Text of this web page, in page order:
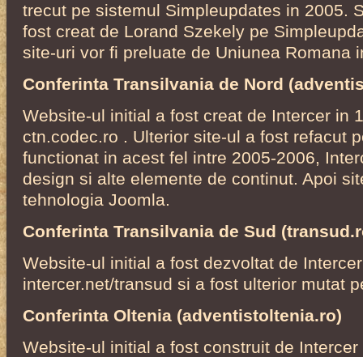
trecut pe sistemul Simpleupdates in 2005.
fost creat de Lorand Szekely pe
site-uri vor fi preluate de Uniunea Romana
Conferinta Transilvania de Nord
Website-ul initial a fost creat de Intercer in
ctn.codec.ro . Ulterior site-ul a fost refacut
functionat in acest fel intre 2005-2006,
design si alte elemente de continut. Apoi
tehnologia Joomla.
Conferinta Transilvania de Sud
Website-ul initial a fost dezvoltat de
intercer.net/transud si a fost ulterior mutat
Conferinta Oltenia (adventistoltenia.ro)
Website-ul initial a fost construit de